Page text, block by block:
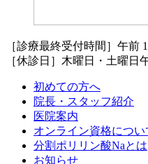
［診療最終受付時間］午前
［休診日］木曜日・土曜日
初めての方へ
院長・スタッフ紹介
医院案内
オンライン資格につい
分割ポリリン酸Naとは
お知らせ